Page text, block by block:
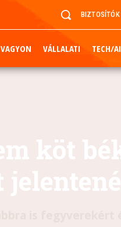
BIZTOSÍTÓK
VAGYON VÁLLALATI TECH/AI